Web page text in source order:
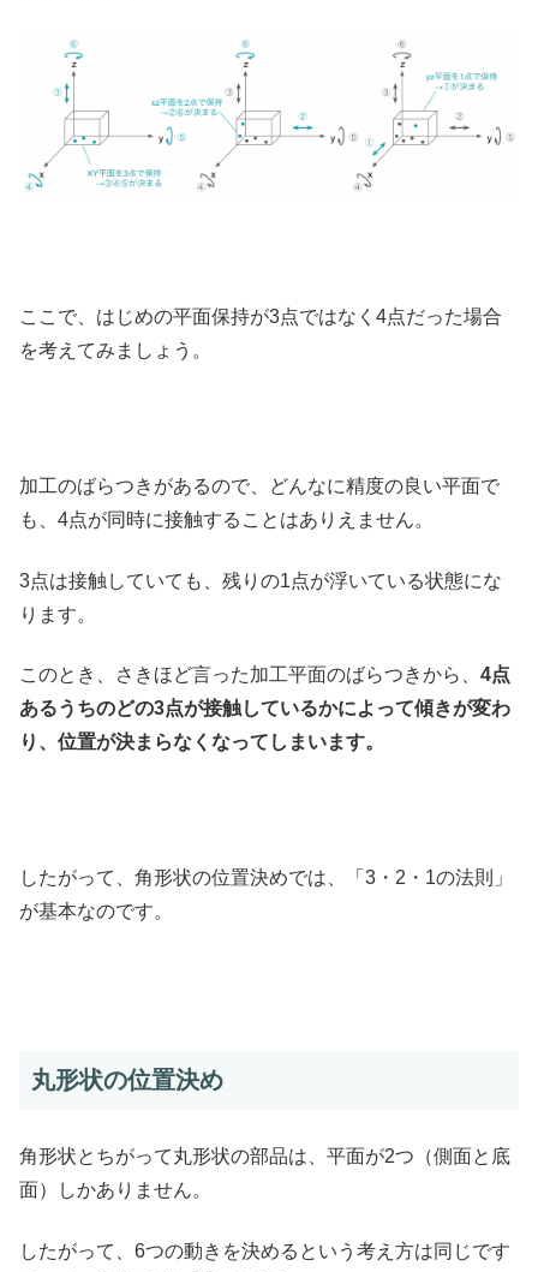
ここで、はじめの平面保持が3点ではなく4点だった場合
を考えてみましょう。
加工のばらつきがあるので、どんなに精度の良い平面で
も、4点が同時に接触することはありえません。
3点は接触していても、残りの1点が浮いている状態にな
ります。
このとき、さきほど言った加工平面のばらつきから、 4点
あるうちのどの3点が接触しているかによって傾きが変わ
り、位置が決まらなくなってしまいます。
したがって、角形状の位置決めでは、「3・2・1の法則」
が基本なのです。
丸形状の位置決め
角形状とちがって丸形状の部品は、平面が2つ（側面と底
面）しかありません。
したがって、6つの動きを決めるという考え方は同じです